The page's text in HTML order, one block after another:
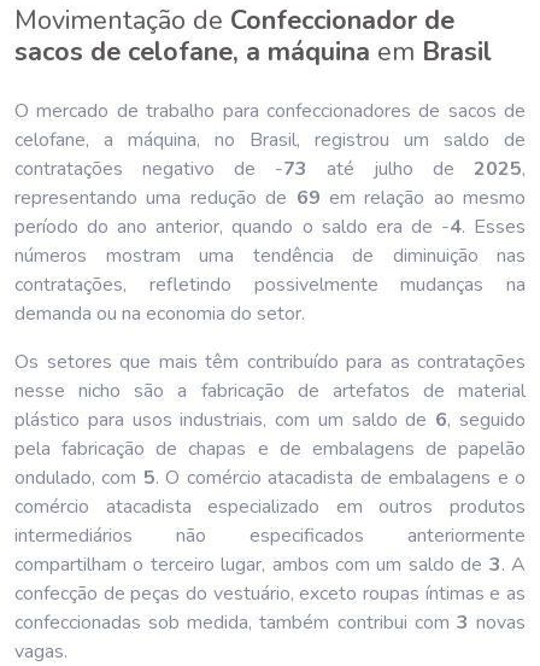
Movimentação de Confeccionador de
sacos de celofane, a máquina em Brasil
O mercado de trabalho para confeccionadores de sacos de
celofane, a máquina, no Brasil, registrou um saldo de
contratações negativo de -73 até julho de 2025,
representando uma redução de 69 em relação ao mesmo
período do ano anterior, quando o saldo era de -4. Esses
números mostram uma tendência de diminuição nas
contratações, refletindo possivelmente mudanças na
demanda ou na economia do setor.
Os setores que mais têm contribuído para as contratações
nesse nicho são a fabricação de artefatos de material
plástico para usos industriais, com um saldo de 6, seguido
pela fabricação de chapas e de embalagens de papelão
ondulado, com 5. O comércio atacadista de embalagens e o
comércio atacadista especializado em outros produtos
intermediários não especificados anteriormente
compartilham o terceiro lugar, ambos com um saldo de 3. A
confecção de peças do vestuário, exceto roupas íntimas e as
confeccionadas sob medida, também contribui com 3 novas
vagas.